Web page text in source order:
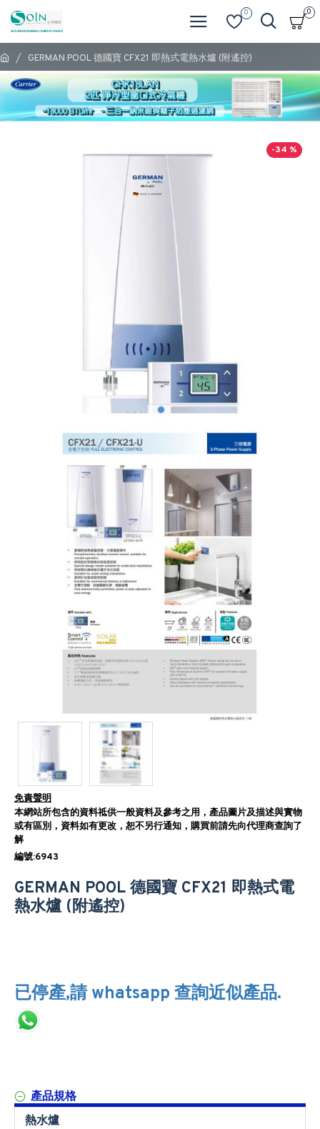
0 0
GERMAN POOL 德國寶 CFX21 即熱式電熱水爐 (附遙控)
-34 %
免責聲明
本網站所包含的資料祗供一般資料及參考之用，產品圖片及描述與實物
或有區別，資料如有更改，恕不另行通知，購買前請先向代理商查詢了
解
編號:6943
GERMAN POOL 德國寶 CFX21 即熱式電
熱水爐 (附遙控)
已停產,請 whatsapp 查詢近似產品.
產品規格
熱水爐